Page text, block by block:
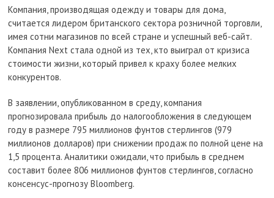
Компания, производящая одежду и товары для дома,
считается лидером британского сектора розничной торговли,
имея сотни магазинов по всей стране и успешный веб-сайт.
Компания Next стала одной из тех, кто выиграл от кризиса
стоимости жизни, который привел к краху более мелких
конкурентов.
В заявлении, опубликованном в среду, компания
прогнозировала прибыль до налогообложения в следующем
году в размере 795 миллионов фунтов стерлингов (979
миллионов долларов) при снижении продаж по полной цене на
1,5 процента. Аналитики ожидали, что прибыль в среднем
составит более 806 миллионов фунтов стерлингов, согласно
консенсус-прогнозу Bloomberg.